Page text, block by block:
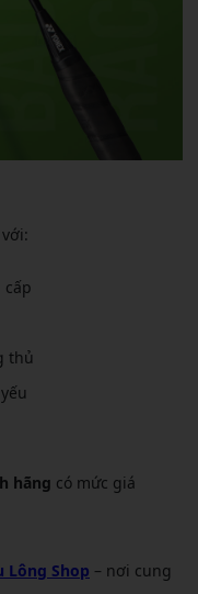
thủ
hãng có mức giá
Lông Shop – nơi cung